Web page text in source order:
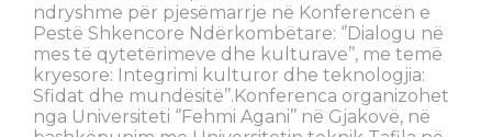
ndryshme për pjesëmarrje në Konferencën e
Pestë Shkencore Ndërkombëtare: ‘’Dialogu në
mes të qytetërimeve dhe kulturave’’, me temë
kryesore: Integrimi kulturor dhe teknologjia:
Sfidat dhe mundësitë’’.Konferenca organizohet
nga Universiteti ‘’Fehmi Agani’’ në Gjakovë, në